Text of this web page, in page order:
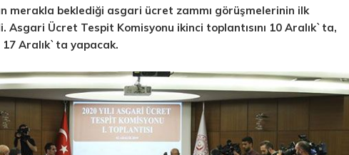
merakla beklediği asgari ücret zammı görüşmelerinin ilk
Asgari Ücret Tespit Komisyonu ikinci toplantısını 10 Aralık`ta,
17 Aralık`ta yapacak.